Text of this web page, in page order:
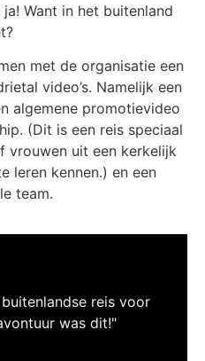
Want in het buitenland
met de organisatie een
video’s. Namelijk een
algemene promotievideo
(Dit is een reis speciaal
vrouwen uit een kerkelijk
leren kennen.) en een
team.
reis voor
was dit!"